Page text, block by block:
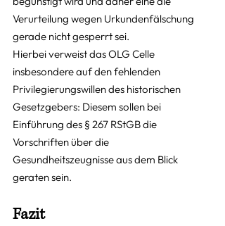
Verurteilung wegen Urkundenfälschung
gerade nicht gesperrt sei.
Hierbei verweist das OLG Celle
insbesondere auf den fehlenden
Privilegierungswillen des historischen
Gesetzgebers: Diesem sollen bei
Einführung des § 267 RStGB die
Vorschriften über die
Gesundheitszeugnisse aus dem Blick
geraten sein.
Fazit